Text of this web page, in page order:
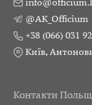
@AK_Officium
+38 (066) 031
Київ,
Контакти